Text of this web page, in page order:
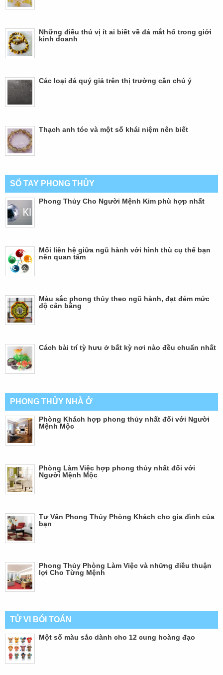
Những điều thú vị ít ai biết về đá mắt hổ trong giới
kinh doanh
Các loại đá quý giả trên thị trường cần chú ý
Thạch anh tóc và một số khái niệm nên biết
SỔ TAY PHONG THỦY
Phong Thủy Cho Người Mệnh Kim phù hợp nhất
Mối liên hệ giữa ngũ hành với hình thù cụ thể bạn
nên quan tâm
Màu sắc phong thủy theo ngũ hành, đạt đém mức
độ cân bằng
Cách bài trí tỳ hưu ở bất kỳ nơi nào đều chuẩn nhất
PHONG THỦY NHÀ Ở
Phòng Khách hợp phong thủy nhất đối với Người
Mệnh Mộc
Phòng Làm Việc hợp phong thủy nhất đối với
Người Mệnh Mộc
Tư Vấn Phong Thủy Phòng Khách cho gia đình của
bạn
Phong Thủy Phòng Làm Việc và những điều thuận
lợi Cho Từng Mệnh
TỬ VI BÓI TOÁN
Một số màu sắc dành cho 12 cung hoàng đạo